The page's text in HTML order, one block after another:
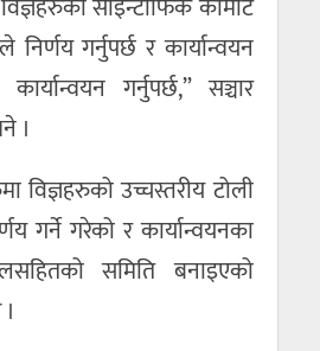
साइन्टीफिक कमिटि
गर्नुपर्छ र कार्यान्वयन
गर्नुपर्छ,” सञ्चार
।
विज्ञहरुको उच्चस्तरीय टोली
गर्ने गरेको र कार्यान्वयनका
समिति बनाइएको